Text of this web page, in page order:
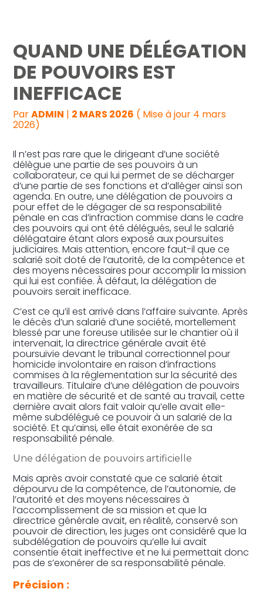
Gestion au quotidien
Pilotage d’entreprise
Audit
QUAND UNE DÉLÉGATION
DE POUVOIRS EST
INEFFICACE
ParADMIN | 2 MARS 2026 ( Mise à jour 4 mars
2026)
Il n’est pas rare que le dirigeant d’une société
délègue une partie de ses pouvoirs à un
collaborateur, ce qui lui permet de se décharger
d’une partie de ses fonctions et d’alléger ainsi son
agenda. En outre, une délégation de pouvoirs a
pour effet de le dégager de sa responsabilité
pénale en cas d’infraction commise dans le cadre
des pouvoirs qui ont été délégués, seul le salarié
délégataire étant alors exposé aux poursuites
judiciaires. Mais attention, encore faut-il que ce
salarié soit doté de l’autorité, de la compétence et
des moyens nécessaires pour accomplir la mission
qui lui est confiée. À défaut, la délégation de
pouvoirs serait inefficace.
C’est ce qu’il est arrivé dans l’affaire suivante. Après
le décès d’un salarié d’une société, mortellement
blessé par une foreuse utilisée sur le chantier où il
intervenait, la directrice générale avait été
poursuivie devant le tribunal correctionnel pour
homicide involontaire en raison d’infractions
commises à la réglementation sur la sécurité des
travailleurs. Titulaire d’une délégation de pouvoirs
en matière de sécurité et de santé au travail, cette
dernière avait alors fait valoir qu’elle avait elle-
même subdélégué ce pouvoir à un salarié de la
société. Et qu’ainsi, elle était exonérée de sa
responsabilité pénale.
Une délégation de pouvoirs artificielle
Mais après avoir constaté que ce salarié était
dépourvu de la compétence, de l’autonomie, de
l’autorité et des moyens nécessaires à
l’accomplissement de sa mission et que la
directrice générale avait, en réalité, conservé son
pouvoir de direction, les juges ont considéré que la
subdélégation de pouvoirs qu’elle lui avait
consentie était ineffective et ne lui permettait donc
pas de s’exonérer de sa responsabilité pénale.
Précision :